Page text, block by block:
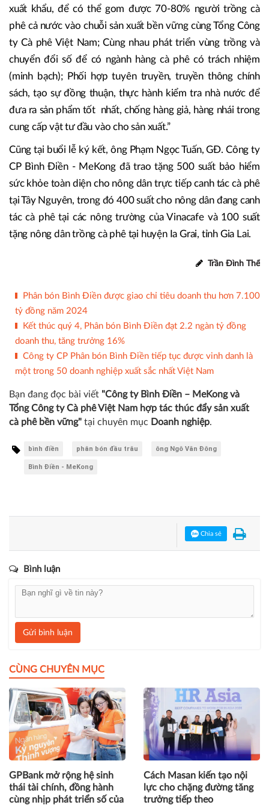
Đại diện lãnh đạo một tỉnh có diện tích cà phê lớn, ông
Lưu Văn Nghĩa - Giám đốc Sở Nông nghiệp và PTNT tỉnh
Gia Lai có ý đề xuất: “Cà phê Việt Nam sản lượng đứng thứ
2 thế giới nhưng chất lượng chưa tương xứng; Phải liên kết
sản xuất để mở rộng vùng trồng, gia tăng giá trị sản xuất và
xuất khẩu, để có thể gom được 70-80% người trồng cà
phê cả nước vào chuỗi sản xuất bền vững cùng Tổng Công
ty Cà phê Việt Nam; Cùng nhau phát triển vùng trồng và
(minh bạch); Phối hợp tuyên truyền, truyền thông chính
sách, tạo sự đồng thuận, thực hành kiểm tra nhà nước để
đưa ra sản phẩm tốt nhất, chống hàng giả, hàng nhái trong
cung cấp vật tư đầu vào cho sản xuất.”
Cũng tại buổi lễ ký kết, ông Phạm Ngọc Tuấn, GĐ. Công ty
sức khỏe toàn diện cho nông dân trực tiếp canh tác cà phê
tác cà phê tại các nông trường của Vinacafe và 100 suất
tặng nông dân trồng cà phê tại huyện Ia Grai, tỉnh Gia Lai.
Phân bón Bình Điền được giao chỉ tiêu doanh thu hơn 7.100
tỷ đồng năm 2024
Kết thúc quý 4, Phân bón Bình Điền đạt 2.2 ngàn tỷ đồng
doanh thu, tăng trưởng 16%
một trong 50 doanh nghiệp xuất sắc nhất Việt Nam
ông Ngô Văn Đông
Gửi bình luận
CÙNG CHUYÊN MỤC